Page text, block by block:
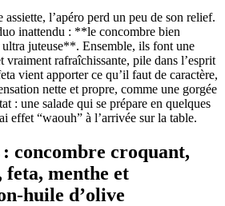
l’apéro perd un peu de son relief.
inattendu : **le concombre bien
juteuse**. Ensemble, ils font une
vraiment rafraîchissante, pile dans l’esprit
vient apporter ce qu’il faut de caractère,
nette et propre, comme une gorgée
: une salade qui se prépare en quelques
effet “waouh” à l’arrivée sur la table.
concombre croquant,
feta, menthe et
huile d’olive